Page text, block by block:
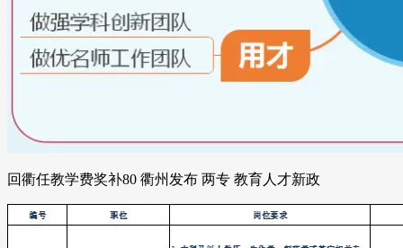
回衢任教学费奖补80 衢州发布 两专 教育人才新政